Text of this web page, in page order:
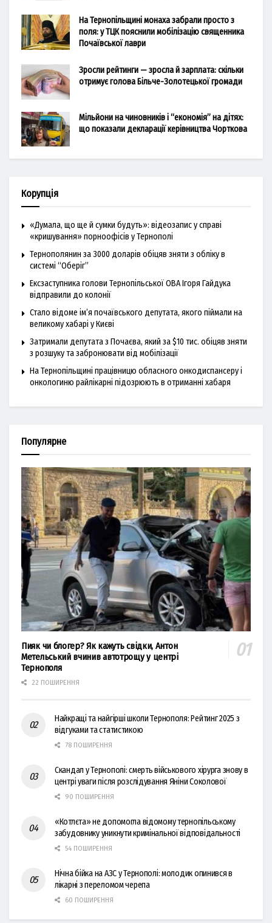
На Тернопільщині монаха забрали просто з
поля: у ТЦК пояснили мобілізацію священника
Почаївської лаври
Зросли рейтинги — зросла й зарплата: скільки
отримує голова Більче-Золотецької громади
Мільйони на чиновників і “економія” на дітях:
що показали декларації керівництва Чорткова
Корупція
«Думала, що ще й сумки будуть»: відеозапис у справі
«кришування» порноофісів у Тернополі
Тернополянин за 3000 доларів обіцяв зняти з обліку в
системі “Оберіг”
Ексзаступника голови Тернопільської ОВА Ігоря Гайдука
відправили до колонії
Стало відоме ім’я почаївського депутата, якого піймали на
великому хабарі у Києві
Затримали депутата з Почаєва, який за $10 тис. обіцяв зняти
з розшуку та забронювати від мобілізації
На Тернопільщині працівницю обласного онкодиспансеру і
онкологиню райлікарні підозрюють в отриманні хабаря
Популярне
Пияк чи блогер? Як кажуть свідки, Антон
Метельський вчинив автотрощу у центрі
Тернополя
22 ПОШИРЕННЯ
Найкращі та найгірші школи Тернополя: Рейтинг 2025 з
відгуками та статистикою
78 ПОШИРЕННЯ
Скандал у Тернополі: смерть військового хірурга знову в
центрі уваги після розслідування Яніни Соколової
90 ПОШИРЕННЯ
«Котлєта» не допомогла відомому тернопільському
забудовнику уникнути кримінальної відповідальності
54 ПОШИРЕННЯ
Нічна бійка на АЗС у Тернополі: молодик опинився в
лікарні з переломом черепа
60 ПОШИРЕННЯ